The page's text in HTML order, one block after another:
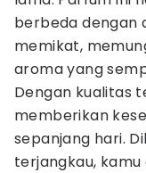
berbeda dengan
memikat,
aroma yang
Dengan kualitas
memberikan
sepanjang hari.
terjangkau,